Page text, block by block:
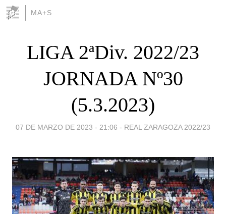
MA+S
LIGA 2ªDiv. 2022/23
JORNADA Nº30
(5.3.2023)
07 DE MARZO DE 2023 - 21:06 - REAL ZARAGOZA 2022/23